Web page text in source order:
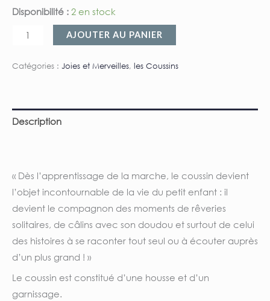
Disponibilité : 2 en stock
AJOUTER AU PANIER
Catégories : Joies et Merveilles, les Coussins
Description
« Dès l’apprentissage de la marche, le coussin devient
l’objet incontournable de la vie du petit enfant : il
devient le compagnon des moments de rêveries
solitaires, de câlins avec son doudou et surtout de celui
des histoires à se raconter tout seul ou à écouter auprès
d’un plus grand ! »
Le coussin est constitué d’une housse et d’un
garnissage.